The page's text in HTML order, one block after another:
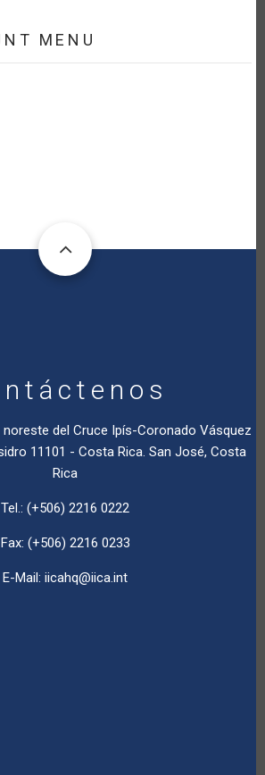
MENU
noreste del Cruce Ipís-Coronado Vásquez
11101 - Costa Rica. San José, Costa
Rica
Tel.: (+506) 2216 0222
Fax: (+506) 2216 0233
E-Mail: iicahq@iica.int